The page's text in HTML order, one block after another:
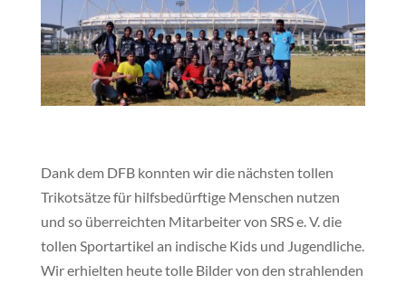
Dank dem DFB konnten wir die nächsten tollen
Trikotsätze für hilfsbedürftige Menschen nutzen
und so überreichten Mitarbeiter von SRS e. V. die
tollen Sportartikel an indische Kids und Jugendliche.
Wir erhielten heute tolle Bilder von den strahlenden